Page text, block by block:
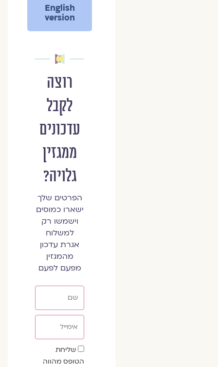
English
version
רוצה
לקבל
עדכונים
ממגזין
גלויה?
הפרטים שלך
ישארו כמוסים
וישמשו רק
למשלוח
אגרת עדכון
מהמגזין
מפעם לפעם
שדה
הסכמה
שליחת
הטופס מהווה